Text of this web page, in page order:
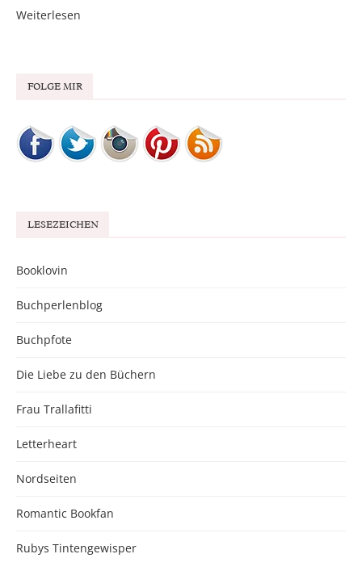
Weiterlesen
FOLGE MIR
LESEZEICHEN
Booklovin
Buchperlenblog
Buchpfote
Die Liebe zu den Büchern
Frau Trallafitti
Letterheart
Nordseiten
Romantic Bookfan
Rubys Tintengewisper